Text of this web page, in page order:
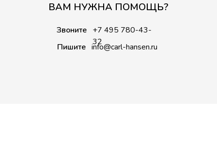
ВАМ НУЖНА ПОМОЩЬ?
Звоните +7 495 780-43-
32
Пишите info@carl-hansen.ru